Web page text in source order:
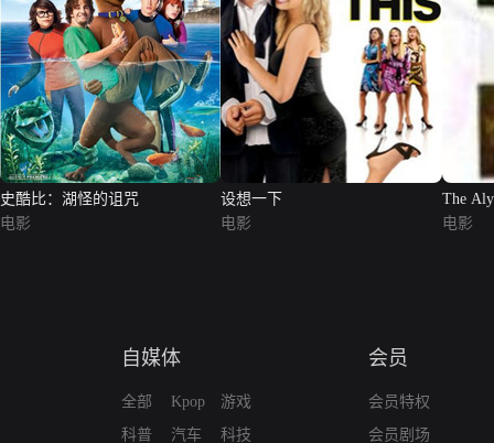
史酷比：湖怪的诅咒
电影
设想一下
电影
The
电影
自媒体
全部
科普
Kpop
汽车
游戏
科技
会员
会员特权
会员剧场